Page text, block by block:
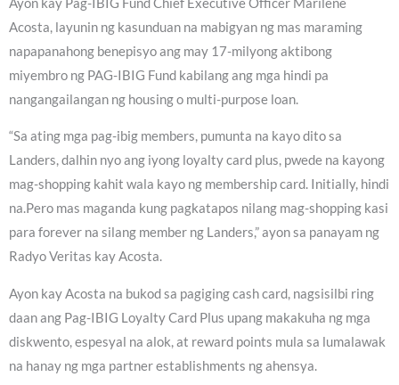
Acosta, layunin ng kasunduan na mabigyan ng mas maraming
napapanahong benepisyo ang may 17-milyong aktibong
miyembro ng PAG-IBIG Fund kabilang ang mga hindi pa
nangangailangan ng housing o multi-purpose loan.
“Sa ating mga pag-ibig members, pumunta na kayo dito sa
Landers, dalhin nyo ang iyong loyalty card plus, pwede na kayong
mag-shopping kahit wala kayo ng membership card. Initially, hindi
na.Pero mas maganda kung pagkatapos nilang mag-shopping kasi
para forever na silang member ng Landers,” ayon sa panayam ng
Radyo Veritas kay Acosta.
Ayon kay Acosta na bukod sa pagiging cash card, nagsisilbi ring
daan ang Pag-IBIG Loyalty Card Plus upang makakuha ng mga
diskwento, espesyal na alok, at reward points mula sa lumalawak
na hanay ng mga partner establishments ng ahensya.